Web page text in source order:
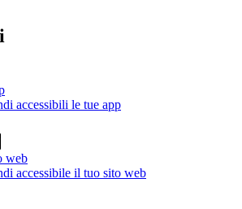
accessibili le tue app
web
accessibile il tuo sito web